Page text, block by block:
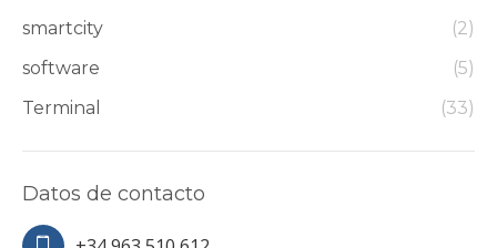
smartcity
(2)
software
(5)
Terminal
(33)
Datos de contacto